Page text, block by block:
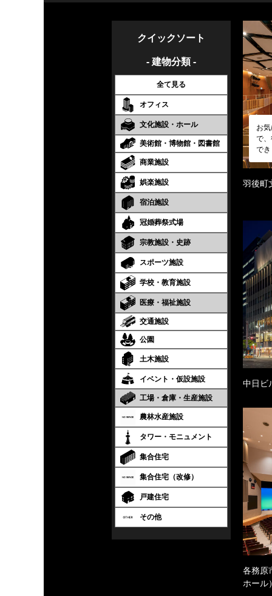
クイックソート
- 建物分類 -
全て見る
オフィス
文化施設・ホール
美術館・博物館・図書館
商業施設
娯楽施設
宿泊施設
冠婚葬祭式場
宗教施設・史跡
スポーツ施設
学校・教育施設
医療・福祉施設
交通施設
公園
土木施設
イベント・仮設施設
工場・倉庫・生産施設
農林水産施設
タワー・モニュメント
集合住宅
集合住宅（改修）
戸建住宅
その他
お
で
で
羽後
中日ビ
各務原
ホール